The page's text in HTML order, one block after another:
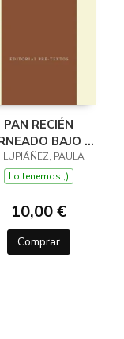
PAN RECIÉN
BAJO EL
BRAZO
LUPIÁÑEZ, PAULA
Lo tenemos ;)
10,00 €
Comprar